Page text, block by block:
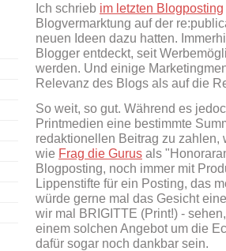
Ich schrieb im letzten Blogposting
Blogvermarktung auf der
neuen Ideen dazu hatten.
Blogger entdeckt, seit
werden. Und einige
Relevanz des Blogs als auf die
So weit, so gut. Während es
Printmedien eine bestimmte
redaktionellen Beitrag zu
wie Frag die Gurus als
Blogposting, noch immer mit
Lippenstifte für ein Posting, das
würde gerne mal das Gesicht
wir mal BRIGITTE (Print!) -
einem solchen Angebot um die
dafür sogar noch dankbar sein.